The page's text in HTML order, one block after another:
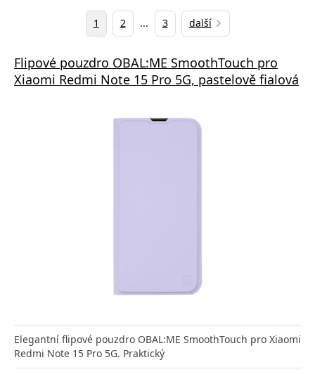
1 2 ... 3 další
Flipové pouzdro OBAL:ME SmoothTouch pro
Xiaomi Redmi Note 15 Pro 5G, pastelově fialová
Elegantní flipové pouzdro OBAL:ME SmoothTouch pro Xiaomi
Redmi Note 15 Pro 5G. Praktický